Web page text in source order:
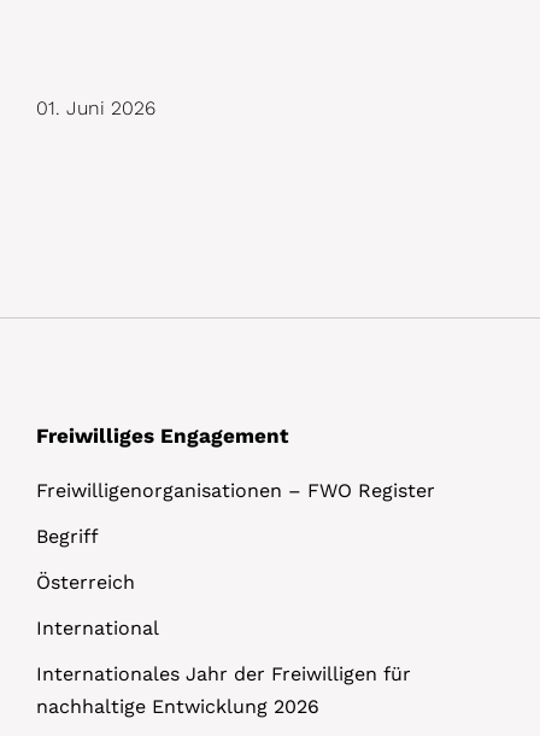
D
01. Juni 2026
Freiwilliges Engagement
Freiwilligenorganisationen – FWO Register
Begriff
Österreich
International
Internationales Jahr der Freiwilligen für
nachhaltige Entwicklung 2026